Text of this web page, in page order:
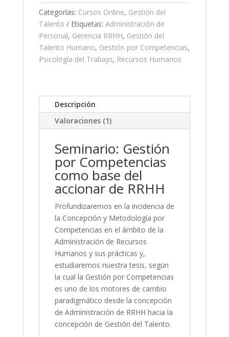
Competencias
para
RRHH
cantidad
Categorías: Cursos Online, Gestión del
Talento
Etiquetas: Administración de
Personal, Gerencia RRHH, Gestión del
Talento Humano, Gestión por Competencias,
Psicología del Trabajo, Recursos Humanos
Descripción
Valoraciones (1)
Seminario: Gestión
por Competencias
como base del
accionar de RRHH
Profundizaremos en la incidencia de
la Concepción y Metodología por
Competencias en el ámbito de la
Administración de Recursos
Humanos y sus prácticas y,
estudiaremos nuestra tesis, según
la cual la Gestión por Competencias
es uno de los motores de cambio
paradigmático desde la concepción
de Administración de RRHH hacia la
concepción de Gestión del Talento.